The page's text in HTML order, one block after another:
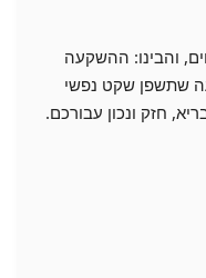
והבינו: ההשקעה
שתשפן שקט נפשי
חזק ונכון עבורכם.